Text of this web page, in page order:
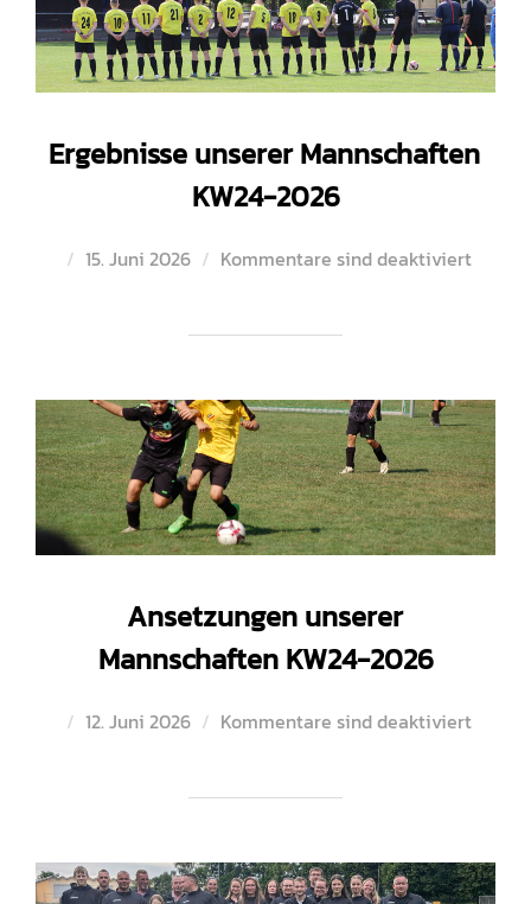
Ergebnisse unserer Mannschaften
KW24-2026
Veröffentlicht
15. Juni 2026 Kommentare sind deaktiviert
Ansetzungen unserer
Mannschaften KW24-2026
Veröffentlicht
12. Juni 2026 Kommentare sind deaktiviert